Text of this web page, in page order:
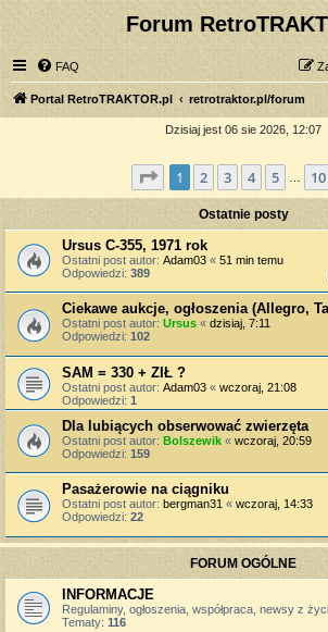
Forum
FAQ
Portal RetroTRAKTOR.pl retrotraktor.pl/forum
Dzisiaj jest 06 sie 2026, 12:07
Strona z10
1 2 3 4 5 10
Ostatnie posty
Ursus C-355, 1971 rok
Ostatni post autor: Adam03 « 51 min temu
Odpowiedzi: 389
Ciekawe aukcje, ogłoszenia (Allegro,
Ostatni post autor: Ursus « dzisiaj, 7:11
Odpowiedzi: 102
SAM = 330 + ZIŁ ?
Ostatni post autor: Adam03 « wczoraj, 21:08
Odpowiedzi: 1
Dla lubiących obserwować zwierzęta
Ostatni post autor: Bolszewik « wczoraj, 20:59
Odpowiedzi: 159
Pasażerowie na ciągniku
Ostatni post autor: bergman31 « wczoraj, 14:33
Odpowiedzi: 22
FORUM OGÓLNE
INFORMACJE
Regulaminy, ogłoszenia, współpraca, newsy z
Tematy: 116